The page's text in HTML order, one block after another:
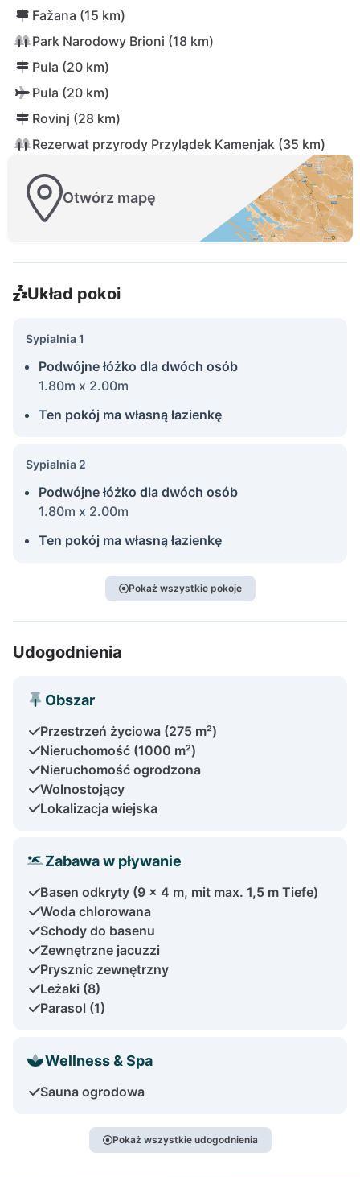
Fažana (15 km)
Park Narodowy Brioni (18 km)
Pula (20 km)
Pula (20 km)
Rovinj (28 km)
Rezerwat przyrody Przylądek Kamenjak (35 km)
Otwórz mapę
Układ pokoi
Sypialnia 1
Podwójne łóżko dla dwóch osób
1.80m x 2.00m
Ten pokój ma własną łazienkę
Sypialnia 2
Podwójne łóżko dla dwóch osób
1.80m x 2.00m
Ten pokój ma własną łazienkę
Pokaż wszystkie pokoje
Udogodnienia
Obszar
Przestrzeń życiowa (275 m²)
Nieruchomość (1000 m²)
Nieruchomość ogrodzona
Wolnostojący
Lokalizacja wiejska
Zabawa w pływanie
Basen odkryty (9 x 4 m, mit max. 1,5 m Tiefe)
Woda chlorowana
Schody do basenu
Zewnętrzne jacuzzi
Prysznic zewnętrzny
Leżaki (8)
Parasol (1)
Wellness & Spa
Sauna ogrodowa
Pokaż wszystkie udogodnienia